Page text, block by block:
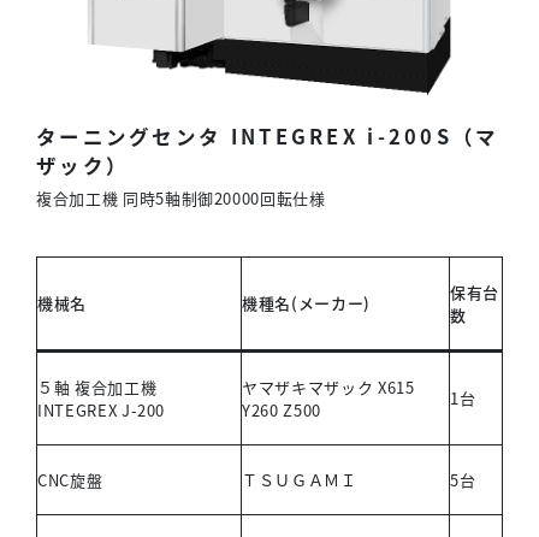
ターニングセンタ INTEGREX i-200S（マ
ザック）
複合加工機 同時5軸制御20000回転仕様
機械名 機種名(メーカー)
保有台
数
５軸 複合加工機
INTEGREX J-200
ヤマザキマザック X615
Y260 Z500
1台
CNC旋盤 ＴＳＵＧＡＭＩ 5台